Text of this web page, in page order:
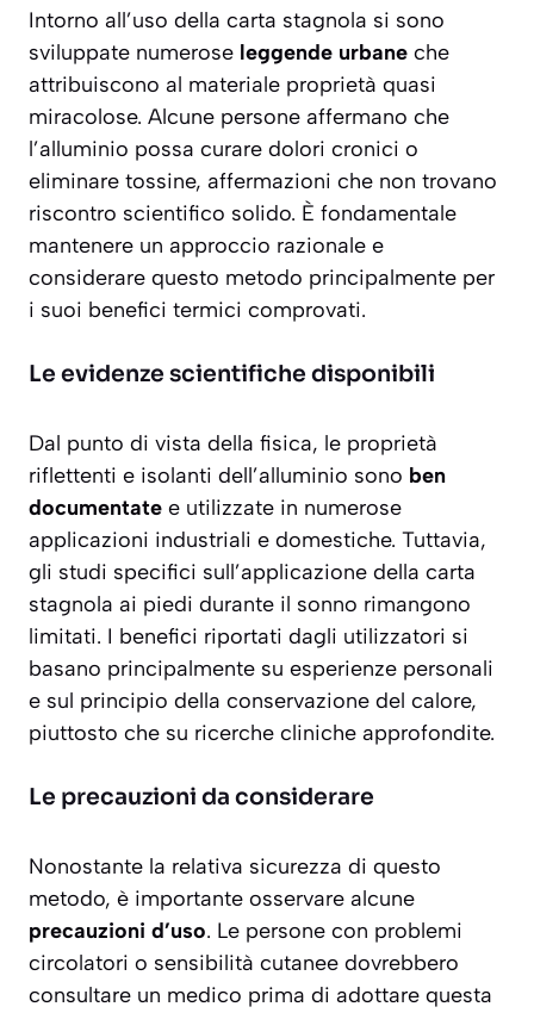
Intorno all’uso della carta stagnola si sono
sviluppate numerose leggende urbane che
attribuiscono al materiale proprietà quasi
miracolose. Alcune persone affermano che
l’alluminio possa curare dolori cronici o
eliminare tossine, affermazioni che non trovano
riscontro scientifico solido. È fondamentale
mantenere un approccio razionale e
considerare questo metodo principalmente per
i suoi benefici termici comprovati.
Le evidenze scientifiche disponibili
Dal punto di vista della fisica, le proprietà
riflettenti e isolanti dell’alluminio sono ben
documentate e utilizzate in numerose
applicazioni industriali e domestiche. Tuttavia,
gli studi specifici sull’applicazione della carta
stagnola ai piedi durante il sonno rimangono
limitati. I benefici riportati dagli utilizzatori si
basano principalmente su esperienze personali
e sul principio della conservazione del calore,
piuttosto che su ricerche cliniche approfondite.
Le precauzioni da considerare
Nonostante la relativa sicurezza di questo
metodo, è importante osservare alcune
precauzioni d’uso. Le persone con problemi
circolatori o sensibilità cutanee dovrebbero
consultare un medico prima di adottare questa